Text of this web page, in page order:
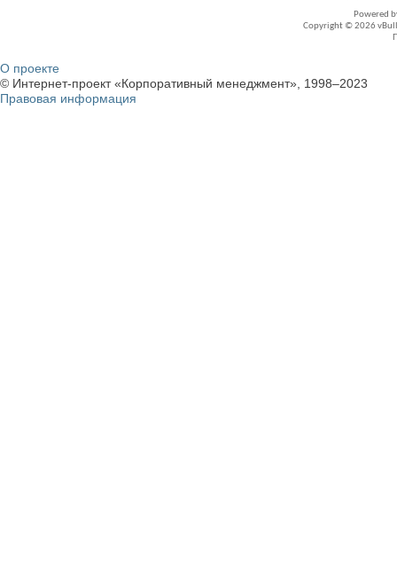
Powered
Copyright © 2026
О проекте
© Интернет-проект «Корпоративный менеджмент», 1998–2023
Правовая информация